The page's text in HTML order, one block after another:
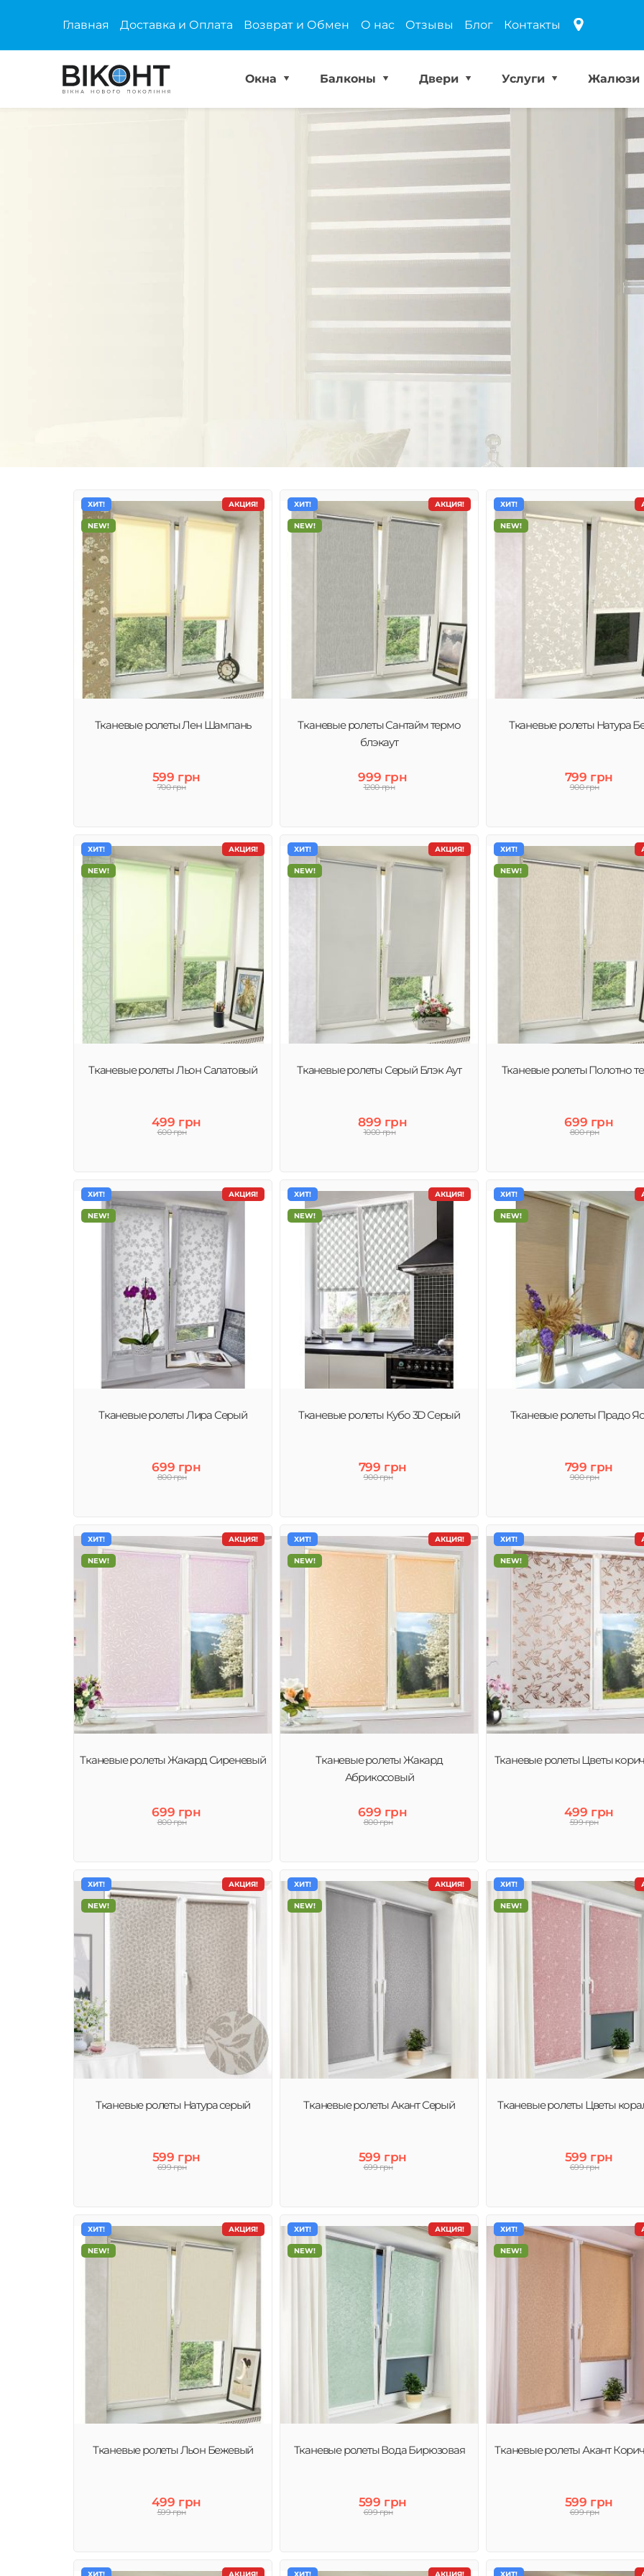
Главная Доставка и Оплата Возврат и Обмен О нас Отзывы Блог Контакты
Окна Балконы Двери Услуги Жалюзи
Тканевые ролеты
Рулонные шторы (тканевые ролеты) – это современное
качественное и стильное решение декора окна и защиты
АКЦИЯ!
ХИТ!
NEW!
Тканевые ролеты Лен Шампань
599 грн
700 грн
АКЦИЯ!
ХИТ!
NEW!
Тканевые ролеты Сантайм термо
блэкаут
999 грн
1200 грн
ХИТ!
NEW!
Тканевые ролеты Натура
799 грн
900 грн
АКЦИЯ!
ХИТ!
NEW!
Тканевые ролеты Льон Салатовый
499 грн
600 грн
АКЦИЯ!
ХИТ!
NEW!
Тканевые ролеты Серый Блэк Аут
899 грн
1000 грн
ХИТ!
NEW!
Тканевые ролеты Полотно
699 грн
800 грн
АКЦИЯ!
ХИТ!
NEW!
Тканевые ролеты Лира Серый
699 грн
800 грн
АКЦИЯ!
ХИТ!
NEW!
Тканевые ролеты Кубо 3D Серый
799 грн
900 грн
ХИТ!
NEW!
Тканевые ролеты Прадо
799 грн
900 грн
АКЦИЯ!
ХИТ!
NEW!
Тканевые ролеты Жакард Сиреневый
699 грн
800 грн
АКЦИЯ!
ХИТ!
NEW!
Тканевые ролеты Жакард
Абрикосовый
699 грн
800 грн
ХИТ!
NEW!
Тканевые ролеты Цветы
499 грн
599 грн
АКЦИЯ!
ХИТ!
NEW!
Тканевые ролеты Натура серый
599 грн
699 грн
АКЦИЯ!
ХИТ!
NEW!
Тканевые ролеты Акант Серый
599 грн
699 грн
ХИТ!
NEW!
Тканевые ролеты Цветы
599 грн
699 грн
АКЦИЯ!
ХИТ!
NEW!
Тканевые ролеты Льон Бежевый
499 грн
599 грн
АКЦИЯ!
ХИТ!
NEW!
Тканевые ролеты Вода Бирюзовая
599 грн
699 грн
ХИТ!
NEW!
Тканевые ролеты Акант
599 грн
699 грн